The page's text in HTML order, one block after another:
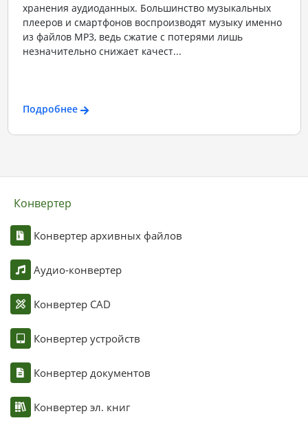
хранения аудиоданных. Большинство музыкальных
плееров и смартфонов воспроизводят музыку именно
из файлов MP3, ведь сжатие с потерями лишь
незначительно снижает качест...
Подробнее
Конвертер
Конвертер архивных файлов
Аудио-конвертер
Конвертер CAD
Конвертер устройств
Конвертер документов
Конвертер эл. книг